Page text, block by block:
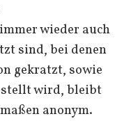
wieder auch
sind, bei denen
gekratzt, sowie
wird, bleibt
anonym.